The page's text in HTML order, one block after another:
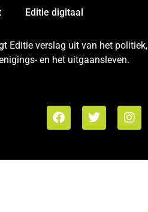
Editie digitaal
Editie verslag uit van het politiek,
en het uitgaansleven.